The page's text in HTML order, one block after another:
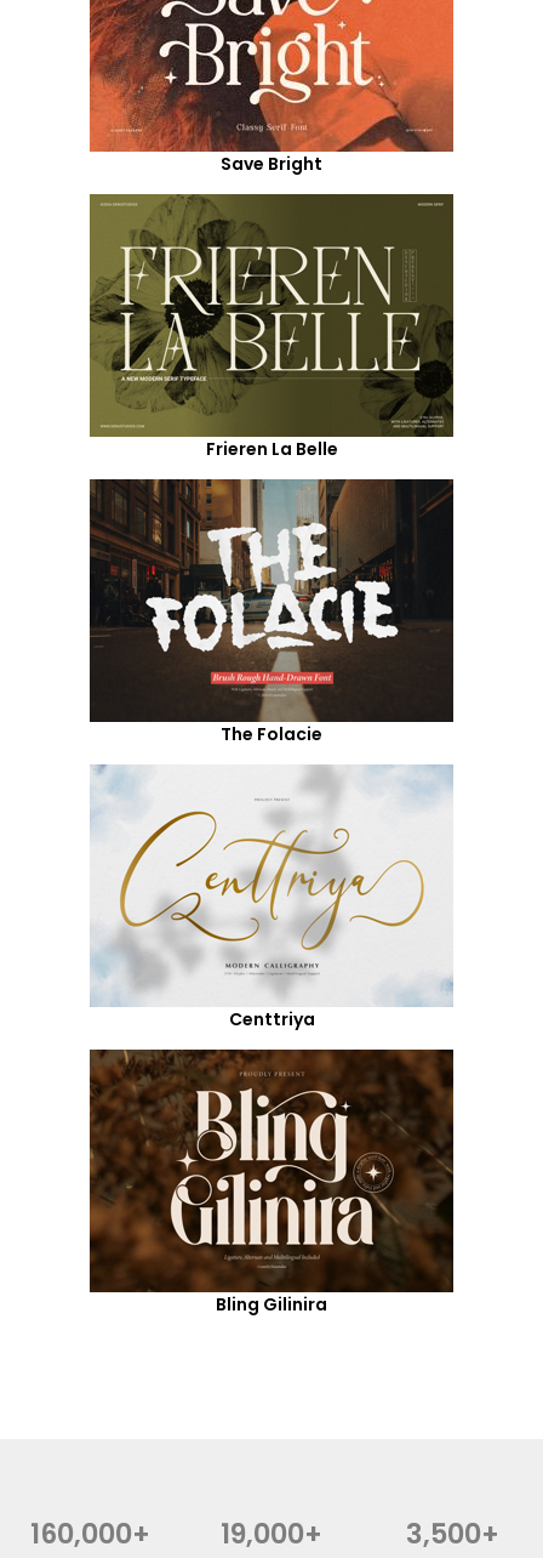
Save Bright
Frieren La Belle
The Folacie
Centtriya
Bling Gilinira
160,000+ 19,000+ 3,500+